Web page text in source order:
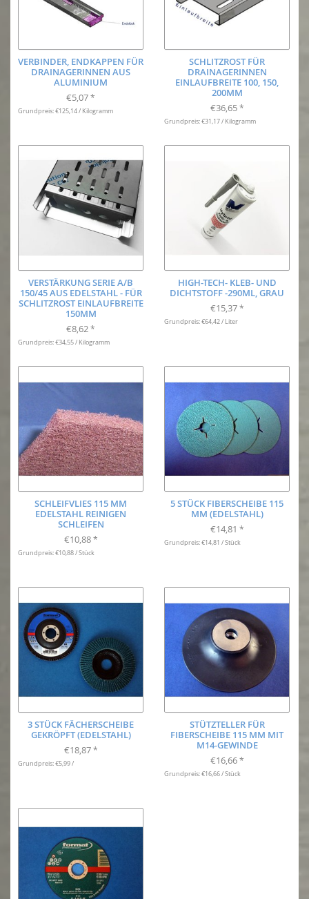
VERBINDER, ENDKAPPEN FÜR
DRAINAGERINNEN AUS
ALUMINIUM
€5,07 *
Grundpreis: €125,14 / Kilogramm
SCHLITZROST FÜR
DRAINAGERINNEN
EINLAUFBREITE 100, 150,
200MM
€36,65 *
Grundpreis: €31,17 / Kilogramm
VERSTÄRKUNG SERIE A/B
150/45 AUS EDELSTAHL - FÜR
SCHLITZROST EINLAUFBREITE
150MM
€8,62 *
Grundpreis: €34,55 / Kilogramm
HIGH-TECH- KLEB- UND
DICHTSTOFF -290ML, GRAU
€15,37 *
Grundpreis: €64,42 / Liter
SCHLEIFVLIES 115 MM
EDELSTAHL REINIGEN
SCHLEIFEN
€10,88 *
Grundpreis: €10,88 / Stück
5 STÜCK FIBERSCHEIBE 115
MM (EDELSTAHL)
€14,81 *
Grundpreis: €14,81 / Stück
3 STÜCK FÄCHERSCHEIBE
GEKRÖPFT (EDELSTAHL)
€18,87 *
Grundpreis: €5,99 /
STÜTZTELLER FÜR
FIBERSCHEIBE 115 MM MIT
M14-GEWINDE
€16,66 *
Grundpreis: €16,66 / Stück